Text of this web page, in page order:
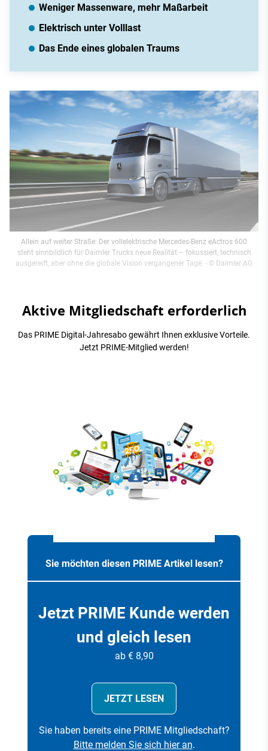
Weniger Massenware, mehr Maßarbeit
Elektrisch unter Volllast
Das Ende eines globalen Traums
Allein auf weiter Straße: Der vollelektrische Mercedes-Benz eActros 600
steht sinnbildlich für Daimler Trucks neue Realität – fokussiert, technisch
ausgereift, aber ohne die globale Vision vergangener Tage. - © Daimler AG
Aktive Mitgliedschaft erforderlich
Das PRIME Digital-Jahresabo gewährt Ihnen exklusive Vorteile.
Jetzt PRIME-Mitglied werden!
Sie möchten diesen PRIME Artikel lesen?
Jetzt PRIME Kunde werden
und gleich lesen
ab € 8,90
JETZT LESEN
Sie haben bereits eine PRIME Mitgliedschaft?
Bitte melden Sie sich hier an.